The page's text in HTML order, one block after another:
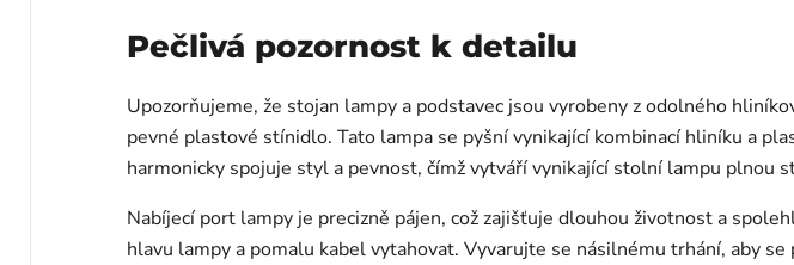
Pečlivá pozornost k detailu
Upozorňujeme, že stojan lampy a podstavec jsou vyrobeny z odolného
pevné plastové stínidlo. Tato lampa se pyšní vynikající kombinací hliníku a
harmonicky spojuje styl a pevnost, čímž vytváří vynikající stolní lampu plnou
Nabíjecí port lampy je precizně pájen, což zajišťuje dlouhou životnost a
hlavu lampy a pomalu kabel vytahovat. Vyvarujte se násilnému trhání, aby